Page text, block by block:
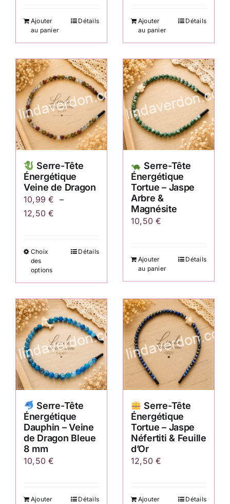
Ajouter
au panier
Détails
Ajouter
au panier
Détails
Serre-Tête
Énergétique
Veine de Dragon
10,99€ –
12,50€
10,99 €
12,50 €
Choix
des
options
Ce
a
variations.
Les
options
peuvent
choisies
sur
la
page
du
Détails
Serre-Tête
Énergétique
Tortue – Jaspe
Arbre &
Magnésite
10,50€
Ajouter
au panier
Détails
Serre-Tête
Énergétique
Dauphin – Veine
de Dragon Bleue
8 mm
10,50€
Ajouter
Détails
Serre-Tête
Énergétique
Tortue – Jaspe
Néfertiti & Feuille
d’Or
12,50€
Ajouter
Détails